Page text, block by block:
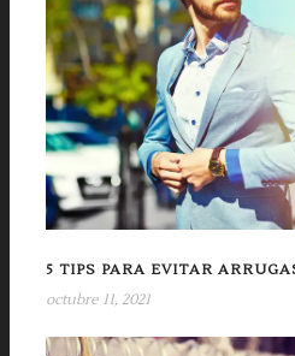
5 TIPS PARA EVITAR
octubre 11, 2021